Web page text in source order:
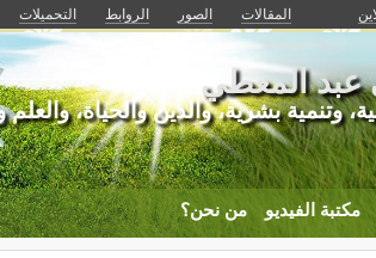
المقالات الصور الروابط التحميلات
عبد المعطي
وتنمية بشرية، والدين والحياة،
مكتبة الفيديو من نحن؟